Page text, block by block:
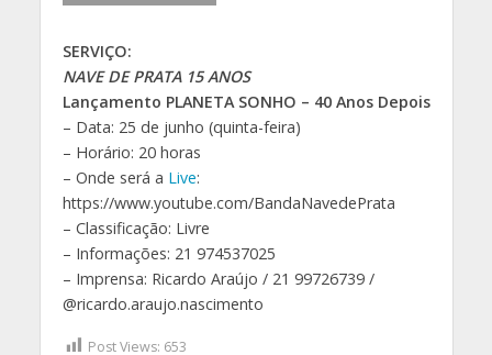
SERVIÇO:
NAVE DE PRATA 15 ANOS
Lançamento PLANETA SONHO – 40 Anos Depois
– Data: 25 de junho (quinta-feira)
– Horário: 20 horas
– Onde será a Live:
https://www.youtube.com/BandaNavedePrata
– Classificação: Livre
– Informações: 21 974537025
– Imprensa: Ricardo Araújo / 21 99726739 /
@ricardo.araujo.nascimento
Post Views: 653